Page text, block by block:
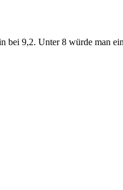
9,2. Unter 8 würde man